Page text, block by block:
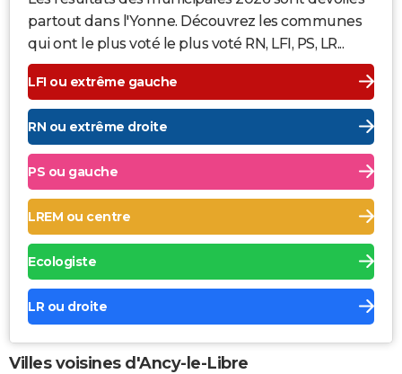
partout dans l'Yonne. Découvrez les communes
qui ont le plus voté le plus voté RN, LFI, PS, LR...
LFI ou extrême gauche
RN ou extrême droite
PS ou gauche
LREM ou centre
Ecologiste
LR ou droite
Villes voisines d'Ancy-le-Libre